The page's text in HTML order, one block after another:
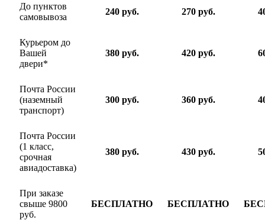
До пунктов
самовывоза
240 руб. 270 руб.
Курьером до
Вашей
двери*
380 руб. 420 руб.
Почта России
(наземный
транспорт)
300 руб. 360 руб.
Почта России
(1 класс,
срочная
авиадоставка)
380 руб. 430 руб.
При заказе
свыше 9800
руб.
БЕСПЛАТНО БЕСПЛАТНО